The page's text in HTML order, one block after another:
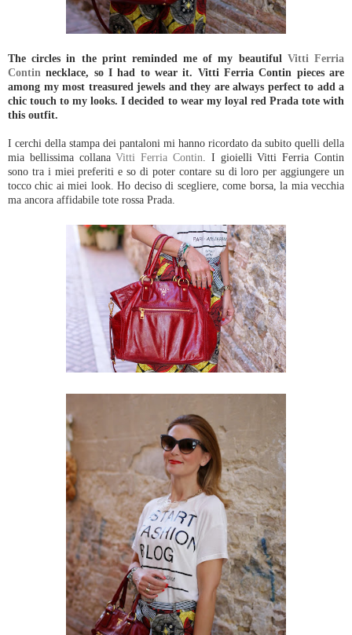
The circles in the print reminded me of my beautiful Vitti Ferria
Contin necklace, so I had to wear it. Vitti Ferria Contin pieces are
among my most treasured jewels and they are always perfect to add a
chic touch to my looks.I decided to wear my loyal red Prada tote with
this outfit.
I cerchi della stampa dei pantaloni mi hanno ricordato da subito quelli della
mia bellissima collanaVitti Ferria Contin . I gioielli Vitti Ferria Contin
sono tra i miei preferiti e so di poter contare su di loro per aggiungere un
tocco chic ai miei look. Ho deciso di scegliere, come borsa, la mia vecchia
ma ancora affidabile tote rossa Prada.